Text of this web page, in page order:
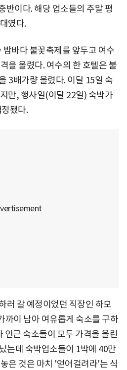
반이다. 해당 업소들의 주말 평
였다.
바다 불꽃축제를 앞두고 여수
을 올렸다. 여수의 한 호텔은 불
3배가량 올렸다. 이달 15일 숙
만, 행사일(이달 22일) 숙박가
됐다.
러 갈 예정이었던 직장인 하모
까이 남아 여유롭게 숙소를 구하
인근 숙소들이 모두 가격을 올린
는데 숙박업소들이 1박에 40만
은 것은 마치 '얻어걸려라'는 식